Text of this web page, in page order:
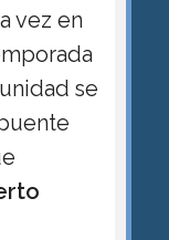
vez en
se